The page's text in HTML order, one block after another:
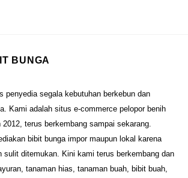
BUNGA
penyedia segala kebutuhan berkebun dan
Kami adalah situs e-commerce pelopor benih
terus berkembang sampai sekarang.
bibit bunga impor maupun lokal karena
sulit ditemukan. Kini kami terus berkembang dan
tanaman hias, tanaman buah, bibit buah,